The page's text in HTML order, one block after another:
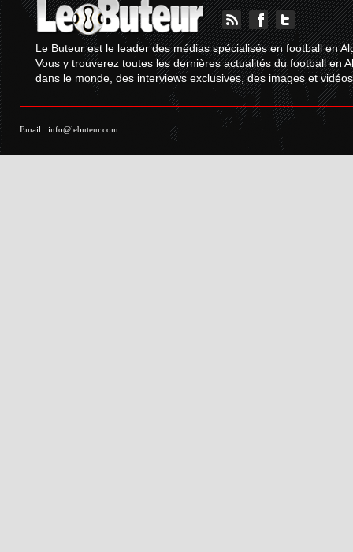
Le Buteur est le leader des médias spécialisés en football en
Vous y trouverez toutes les dernières actualités du football en
dans le monde, des interviews exclusives, des images et
Email : info@lebuteur.com